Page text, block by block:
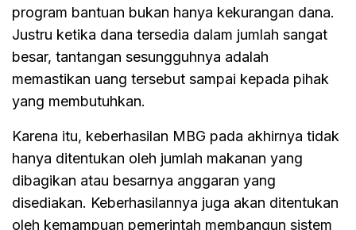
program bantuan bukan hanya kekurangan dana.
Justru ketika dana tersedia dalam jumlah sangat
besar, tantangan sesungguhnya adalah
memastikan uang tersebut sampai kepada pihak
yang membutuhkan.
Karena itu, keberhasilan MBG pada akhirnya tidak
hanya ditentukan oleh jumlah makanan yang
dibagikan atau besarnya anggaran yang
disediakan. Keberhasilannya juga akan ditentukan
oleh kemampuan pemerintah membangun sistem